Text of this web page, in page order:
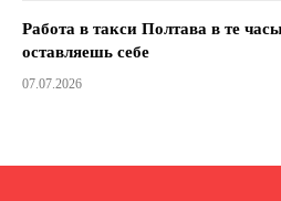
Работа в такси Полтава в те
оставляешь себе
07.07.2026